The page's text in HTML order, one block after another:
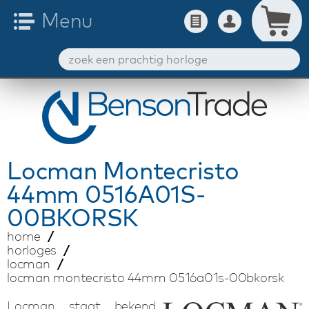
Locman Montecristo
44mm 0516A01S-
00BKORSK
home
horloges
locman
locman montecristo 44mm 0516a01s-00bkorsk